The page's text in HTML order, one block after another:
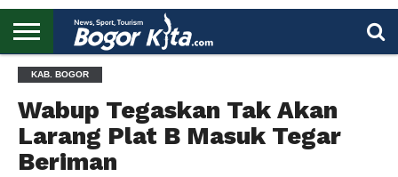
BOGOR
REGIONAL
NASIONAL
PENDIDIKAN
WISATA
OLAHRAGA
LAPORAN
PROFIL
KAB. BOGOR
Wabup Tegaskan Tak Akan
Larang Plat B Masuk Tegar
Beriman